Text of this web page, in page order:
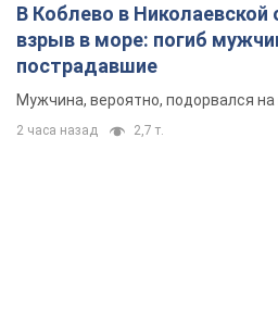
В Коблево в
взрыв в море: погиб
пострадавшие
Мужчина, вероятно, подорвался
2 часа назад 2,7 т.